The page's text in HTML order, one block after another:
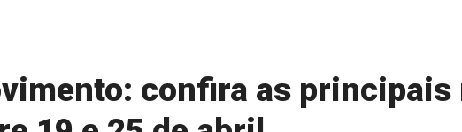
confira as